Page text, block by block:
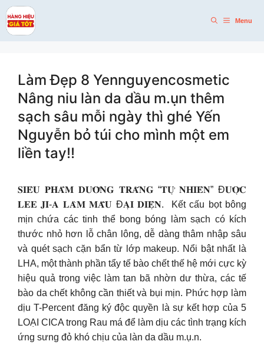
Skip
to
content
Menu
Làm Đẹp 8 Yennguyencosmetic
Nâng niu làn da dầu m.ụn thêm
sạch sâu mỗi ngày thì ghé Yến
Nguyễn bỏ túi cho mình một em
liền tay!!
𝐒𝐈𝐄̂𝐔 𝐏𝐇𝐀̂̉𝐌 𝐃𝐔̛𝐎̛̃𝐍𝐆 𝐓𝐑𝐀̆́𝐍𝐆 “𝐓𝐔̛̣ 𝐍𝐇𝐈𝐄̂𝐍” Đ𝐔̛𝐎̛̣𝐂
𝐋𝐄𝐄 𝐉𝐈-𝐀 𝐋𝐀̀𝐌 𝐌𝐀̂̃𝐔 Đ𝐀̣𝐈 𝐃𝐈𝐄̣̂𝐍. Kết cấu bọt bông
mịn chứa các tinh thể bong bóng làm sạch có kích
thước nhỏ hơn lỗ chân lông, dễ dàng thâm nhập sâu
và quét sạch cặn bẩn từ lớp makeup. Nổi bật nhất là
LHA, một thành phần tẩy tế bào chết thế hệ mới cực kỳ
hiệu quả trong việc làm tan bã nhờn dư thừa, các tế
bào da chết không cần thiết và bụi mịn. Phức hợp làm
dịu T-Percent đăng ký độc quyền là sự kết hợp của 5
LOẠI CICA trong Rau má để làm dịu các tình trạng kích
ứng sưng đỏ khó chịu của làn da dầu m.ụ.n.